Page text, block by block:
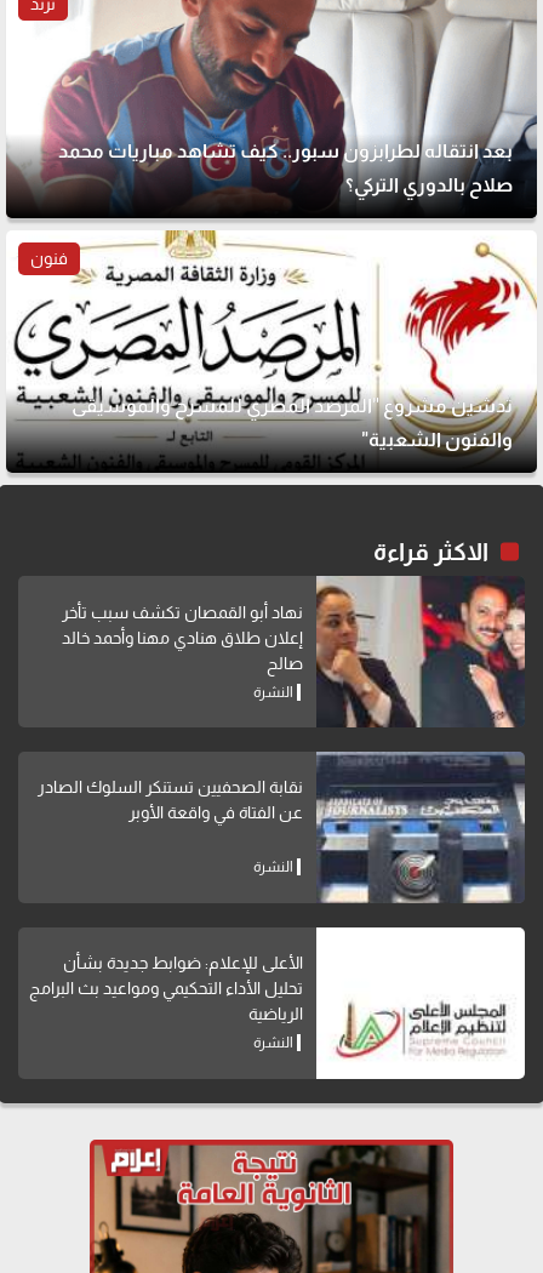
بعد انتقاله لطرابزون سبور.. كيف تشاهد مباريات محمد
صلاح بالدوري التركي؟
فنون
تدشين مشروع "المرصد المصري للمسرح والموسيقى
والفنون الشعبية"
الاكثر قراءة
نهاد أبو القمصان تكشف سبب تأخر
إعلان طلاق هنادي مهنا وأحمد خالد
صالح
النشرة
نقابة الصحفيين تستنكر السلوك الصادر
عن الفتاة في واقعة الأوبر
النشرة
الأعلى للإعلام: ضوابط جديدة بشأن
تحليل الأداء التحكيمي ومواعيد بث البرامج
الرياضية
النشرة